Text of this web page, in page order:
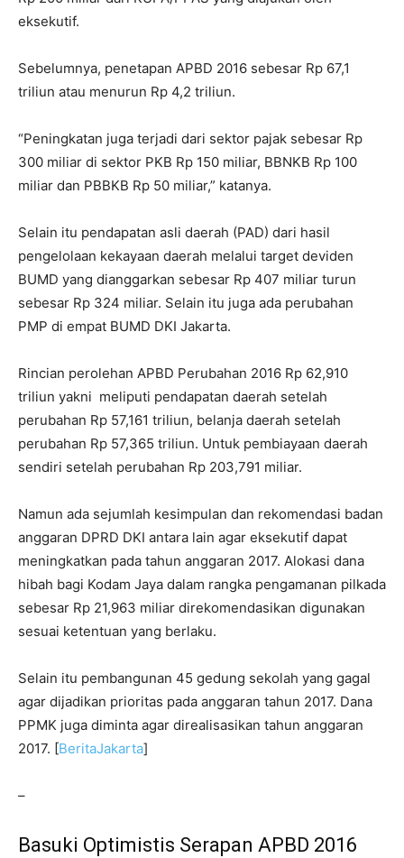
eksekutif.
Sebelumnya, penetapan APBD 2016 sebesar Rp 67,1
triliun atau menurun Rp 4,2 triliun.
“Peningkatan juga terjadi dari sektor pajak sebesar Rp
300 miliar di sektor PKB Rp 150 miliar, BBNKB Rp 100
miliar dan PBBKB Rp 50 miliar,” katanya.
Selain itu pendapatan asli daerah (PAD) dari hasil
pengelolaan kekayaan daerah melalui target deviden
BUMD yang dianggarkan sebesar Rp 407 miliar turun
sebesar Rp 324 miliar. Selain itu juga ada perubahan
PMP di empat BUMD DKI Jakarta.
Rincian perolehan APBD Perubahan 2016 Rp 62,910
triliun yakni meliputi pendapatan daerah setelah
perubahan Rp 57,161 triliun, belanja daerah setelah
perubahan Rp 57,365 triliun. Untuk pembiayaan daerah
sendiri setelah perubahan Rp 203,791 miliar.
Namun ada sejumlah kesimpulan dan rekomendasi badan
anggaran DPRD DKI antara lain agar eksekutif dapat
meningkatkan pada tahun anggaran 2017. Alokasi dana
hibah bagi Kodam Jaya dalam rangka pengamanan pilkada
sebesar Rp 21,963 miliar direkomendasikan digunakan
sesuai ketentuan yang berlaku.
Selain itu pembangunan 45 gedung sekolah yang gagal
agar dijadikan prioritas pada anggaran tahun 2017. Dana
PPMK juga diminta agar direalisasikan tahun anggaran
2017. [BeritaJakarta]
–
Basuki Optimistis Serapan APBD 2016